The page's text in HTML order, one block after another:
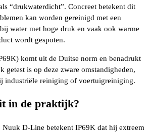
“drukwaterdicht”. Concreet betekent dit
kan worden gereinigd met een
water met hoge druk en vaak ook warme
wordt gespoten.
komt uit de Duitse norm en benadrukt
getest is op deze zware omstandigheden,
industriële reiniging of voertuigreiniging.
in de praktijk?
Nuuk D-Line betekent IP69K dat hij extreem